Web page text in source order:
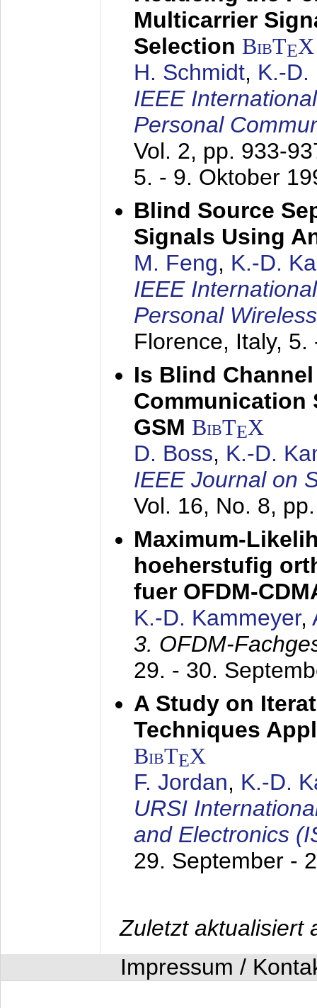
Multicarrier
Selection BibTEX
H. Schmidt, K.-D.
IEEE
Personal
Vol. 2, pp. 933-
5. - 9. Oktober
Blind Source
Signals Using
M. Feng, K.-D.
IEEE
Personal
Florence, Italy, 5.
Is Blind
Communication
GSM BibTEX
D. Boss, K.-D.
IEEE Journal on
Vol. 16, No. 8,
Maximum-
hoeherstufig
fuer OFDM-
K.-D. Kammeyer,
3. OFDM-
29. - 30.
A Study on
Techniques
BibTEX
F. Jordan, K.-D.
URSI
and Electronics
29. September -
Zuletzt aktualisiert
Impressum /